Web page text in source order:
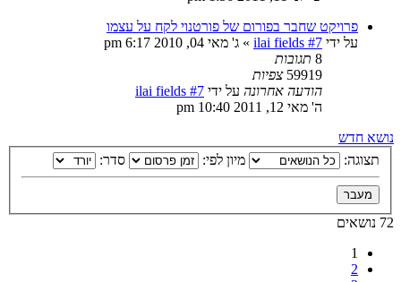
פרויקט שחבר בפורום של פורטנוי לקח על עצמו
על ידי ilai fields #7
» ג' מאי 04, 2010 6:17 pm
8 תגובות
59919 צפיות
הודעה אחרונה על ידי ilai fields #7
ה' מאי 12, 2011 10:40 pm
נושא חדש
תצוגה:
מיון לפי: סדר:
72 נושאים
1
2